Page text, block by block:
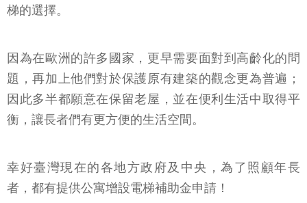
梯的選擇。
因為在歐洲的許多國家，更早需要面對到高齡化的問
題，再加上他們對於保護原有建築的觀念更為普遍；
因此多半都願意在保留老屋，並在便利生活中取得平
衡，讓長者們有更方便的生活空間。
幸好臺灣現在的各地方政府及中央，為了照顧年長
者，都有提供公寓增設電梯補助金申請！